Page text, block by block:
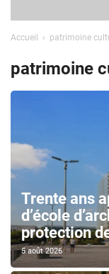
Accueil patrimoine
patrimoine
Trente ans
d’école
protection
5 août 2026